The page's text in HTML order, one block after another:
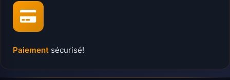
Paiement sécurisé!